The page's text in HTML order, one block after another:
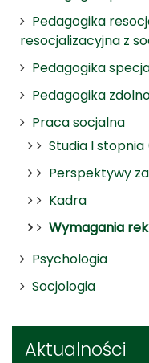
Pedagogika
resocjalizacyjna z
Pedagogika
Pedagogika
Praca socjalna
Studia I
Perspektywy
Kadra
Wymagania
Psychologia
Socjologia
Aktualności